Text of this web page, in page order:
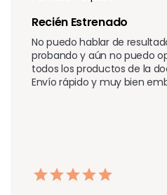
Recién Estrenado
No puedo hablar de
probando y aún no puedo
todos los productos de la
Envío rápido y muy bien